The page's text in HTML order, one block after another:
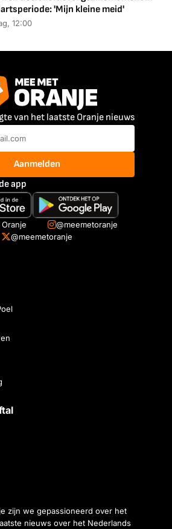
'Mijn kleine meid'
12:00
van het laatste Oranje nieuws
Aanmelden
app
@meemetoranje
@meemetoranje
zijn we gepassioneerd over het
nieuws over het Nederlands